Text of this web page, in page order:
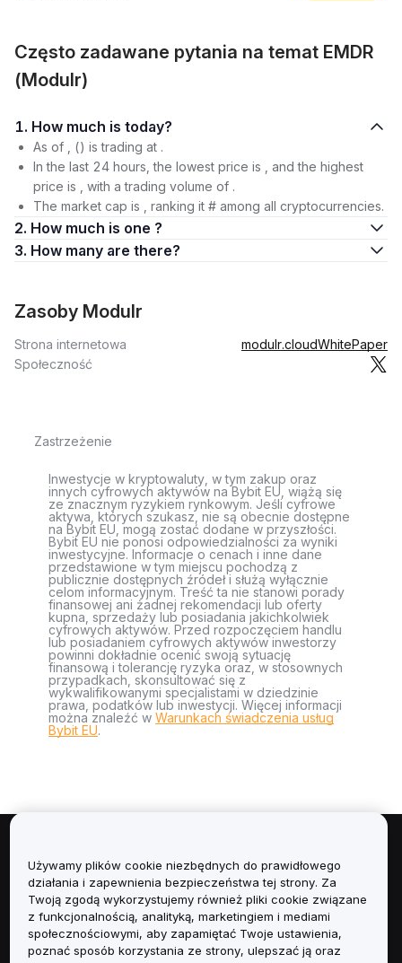
Często zadawane pytania na temat EMDR
(Modulr)
1. How much is today?
As of , () is trading at .
In the last 24 hours, the lowest price is , and the highest
price is , with a trading volume of .
The market cap is , ranking it # among all cryptocurrencies.
2. How much is one ?
3. How many are there?
Zasoby Modulr
Strona internetowa modulr.cloudWhitePaper
Społeczność
Zastrzeżenie
Inwestycje w kryptowaluty, w tym zakup oraz
innych cyfrowych aktywów na Bybit EU, wiążą się
ze znacznym ryzykiem rynkowym. Jeśli cyfrowe
aktywa, których szukasz, nie są obecnie dostępne
na Bybit EU, mogą zostać dodane w przyszłości.
Bybit EU nie ponosi odpowiedzialności za wyniki
inwestycyjne. Informacje o cenach i inne dane
przedstawione w tym miejscu pochodzą z
publicznie dostępnych źródeł i służą wyłącznie
celom informacyjnym. Treść ta nie stanowi porady
finansowej ani żadnej rekomendacji lub oferty
kupna, sprzedaży lub posiadania jakichkolwiek
cyfrowych aktywów. Przed rozpoczęciem handlu
lub posiadaniem cyfrowych aktywów inwestorzy
powinni dokładnie ocenić swoją sytuację
finansową i tolerancję ryzyka oraz, w stosownych
przypadkach, skonsultować się z
wykwalifikowanymi specjalistami w dziedzinie
prawa, podatków lub inwestycji. Więcej informacji
można znaleźć w Warunkach świadczenia usług
Bybit EU.
Informacje
Usługi
Obsługa Klienta
Używamy plików cookie niezbędnych do prawidłowego
działania i zapewnienia bezpieczeństwa tej strony. Za
Twoją zgodą wykorzystujemy również pliki cookie związane
z funkcjonalnością, analityką, marketingiem i mediami
społecznościowymi, aby zapamiętać Twoje ustawienia,
poznać sposób korzystania ze strony, ulepszać ją oraz